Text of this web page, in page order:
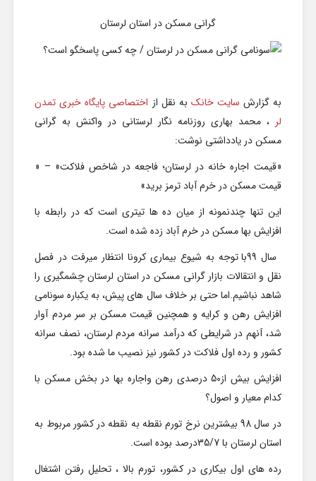
گرانی مسکن در استان لرستان
به گزارش سایت خانک به نقل از اختصاصی پایگاه خبری تمدن
لر ، محمد بهاری روزنامه نگار لرستانی در واکنش به گرانی
مسکن در یادداشتی نوشت:
«قیمت اجاره خانه در لرستان؛ فاجعه در شاخص فلاکت» – «
قیمت مسکن در خرم آباد ترمز برید»
این تنها چندنمونه از میان ده ها تیتری است که در رابطه با
افزایش بها مسکن در خرم آباد زده شده است.
سال 99با توجه به شیوع بیماری کرونا انتظار میرفت در فصل
نقل و انتقالات بازار گرانی مسکن در استان لرستان چشمگیری را
شاهد نباشیم.اما حتی بر خلاف سال های پیش، به یکباره سونامی
افزایش رهن و کرایه و همچنین قیمت مسکن بر سر مردم آوار
شد، آنهم در شرایطی که درآمد سرانه مردم لرستان، نصف سرانه
کشور و رده اول فلاکت در کشور نیز نصیب ما شده بود.
افزایش بیش از50 درصدی رهن واجاره بها در بخش مسکن با
کدام معیار و اصول؟
در سال 98 بیشترین نرخ تورم نقطه به نقطه در کشور مربوط به
استان لرستان با 35/7درصد بوده است.
رده های اول بیکاری در کشور، تورم بالا ، تحلیل رفتن اشتغال